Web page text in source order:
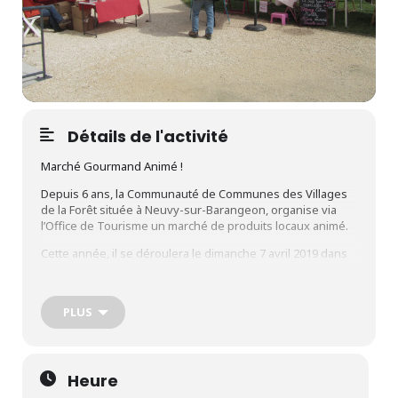
Détails de l'activité
Marché Gourmand Animé !
Depuis 6 ans, la Communauté de Communes des Villages
de la Forêt située à Neuvy-sur-Barangeon, organise via
l’Office de Tourisme un marché de produits locaux animé.
Cette année, il se déroulera le dimanche 7 avril 2019 dans
En profiter pour flâner dans le parc, être au plus près des
sans oublier de se restaurer : manger une galette ou une
crêpe, apporter son pique-nique ou encore aller manger
PLUS
Heure